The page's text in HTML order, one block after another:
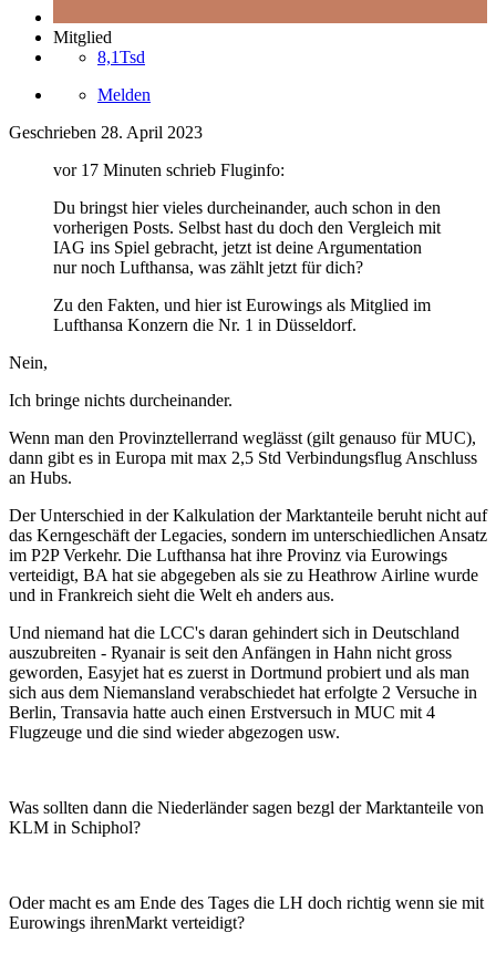
Mitglied
8,1Tsd
Melden
Geschrieben 28. April 2023
vor 17 Minuten schrieb Fluginfo:
Du bringst hier vieles durcheinander, auch schon in den
vorherigen Posts. Selbst hast du doch den Vergleich mit
IAG ins Spiel gebracht, jetzt ist deine Argumentation
nur noch Lufthansa, was zählt jetzt für dich?
Zu den Fakten, und hier ist Eurowings als Mitglied im
Lufthansa Konzern die Nr. 1 in Düsseldorf.
Nein,
Ich bringe nichts durcheinander.
Wenn man den Provinztellerrand weglässt (gilt genauso für MUC),
dann gibt es in Europa mit max 2,5 Std Verbindungsflug Anschluss
an Hubs.
Der Unterschied in der Kalkulation der Marktanteile beruht nicht auf
das Kerngeschäft der Legacies, sondern im unterschiedlichen Ansatz
im P2P Verkehr. Die Lufthansa hat ihre Provinz via Eurowings
verteidigt, BA hat sie abgegeben als sie zu Heathrow Airline wurde
und in Frankreich sieht die Welt eh anders aus.
Und niemand hat die LCC's daran gehindert sich in Deutschland
auszubreiten - Ryanair is seit den Anfängen in Hahn nicht gross
geworden, Easyjet hat es zuerst in Dortmund probiert und als man
sich aus dem Niemansland verabschiedet hat erfolgte 2 Versuche in
Berlin, Transavia hatte auch einen Erstversuch in MUC mit 4
Flugzeuge und die sind wieder abgezogen usw.
Was sollten dann die Niederländer sagen bezgl der Marktanteile von
KLM in Schiphol?
Oder macht es am Ende des Tages die LH doch richtig wenn sie mit
Eurowings ihrenMarkt verteidigt?